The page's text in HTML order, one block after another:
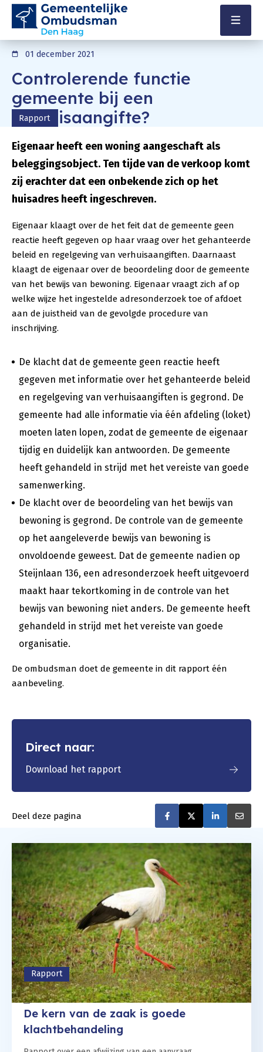
Direct naar content
Terug naar de startpagina
Menu
Controlerende functie
gemeente bij een
verhuisaangifte?
01 december 2021
Rapport
Eigenaar heeft een woning aangeschaft als
beleggingsobject. Ten tijde van de verkoop komt
zij erachter dat een onbekende zich op het
huisadres heeft ingeschreven.
Eigenaar klaagt over de het feit dat de gemeente geen
reactie heeft gegeven op haar vraag over het gehanteerde
beleid en regelgeving van verhuisaangiften. Daarnaast
klaagt de eigenaar over de beoordeling door de gemeente
van het bewijs van bewoning. Eigenaar vraagt zich af op
welke wijze het ingestelde adresonderzoek toe of afdoet
aan de juistheid van de gevolgde procedure van
inschrijving.
De klacht dat de gemeente geen reactie heeft
gegeven met informatie over het gehanteerde beleid
en regelgeving van verhuisaangiften is gegrond. De
gemeente had alle informatie via één afdeling (loket)
moeten laten lopen, zodat de gemeente de eigenaar
tijdig en duidelijk kan antwoorden. De gemeente
heeft gehandeld in strijd met het vereiste van goede
samenwerking.
De klacht over de beoordeling van het bewijs van
bewoning is gegrond. De controle van de gemeente
op het aangeleverde bewijs van bewoning is
onvoldoende geweest. Dat de gemeente nadien op
Steijnlaan 136, een adresonderzoek heeft uitgevoerd
maakt haar tekortkoming in de controle van het
bewijs van bewoning niet anders. De gemeente heeft
gehandeld in strijd met het vereiste van goede
organisatie.
De ombudsman doet de gemeente in dit rapport één
aanbeveling.
Direct naar:
Download het rapport
Deel deze pagina Deel opDeel op
Deel
De kern van de zaak is goede
klachtbehandeling
09 oktober 2023
Rapport